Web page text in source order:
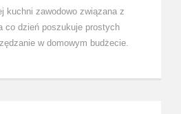
kuchni zawodowo związana z
co dzień poszukuje prostych
w domowym budżecie.